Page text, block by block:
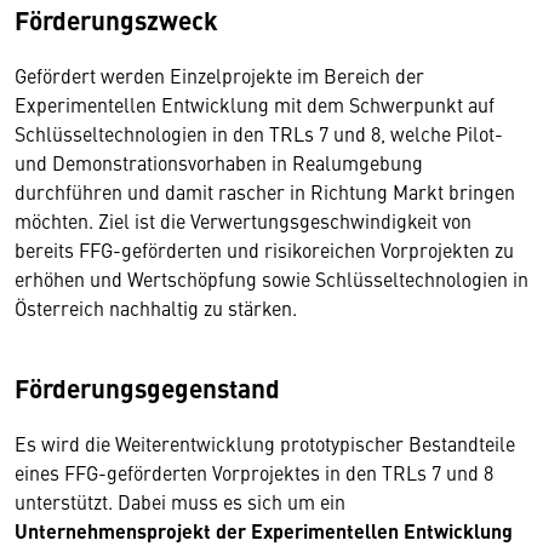
Förderungszweck
Gefördert werden Einzelprojekte im Bereich der
Experimentellen Entwicklung mit dem Schwerpunkt auf
Schlüsseltechnologien in den TRLs 7 und 8, welche Pilot-
und Demonstrationsvorhaben in Realumgebung
durchführen und damit rascher in Richtung Markt bringen
möchten. Ziel ist die Verwertungsgeschwindigkeit von
bereits FFG-geförderten und risikoreichen Vorprojekten zu
erhöhen und Wertschöpfung sowie Schlüsseltechnologien in
Österreich nachhaltig zu stärken.
Förderungsgegenstand
Es wird die Weiterentwicklung prototypischer Bestandteile
eines FFG-geförderten Vorprojektes in den TRLs 7 und 8
unterstützt. Dabei muss es sich um ein
Unternehmensprojekt der Experimentellen Entwicklung